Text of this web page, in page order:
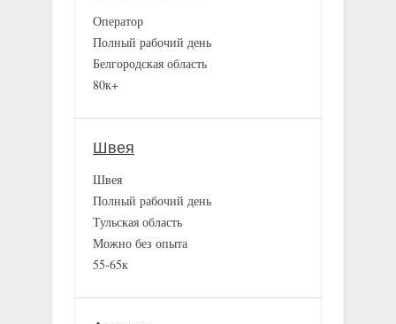
Оператор
Полный рабочий день
Белгородская область
80к+
Швея
Швея
Полный рабочий день
Тульская область
Можно без опыта
55-65к